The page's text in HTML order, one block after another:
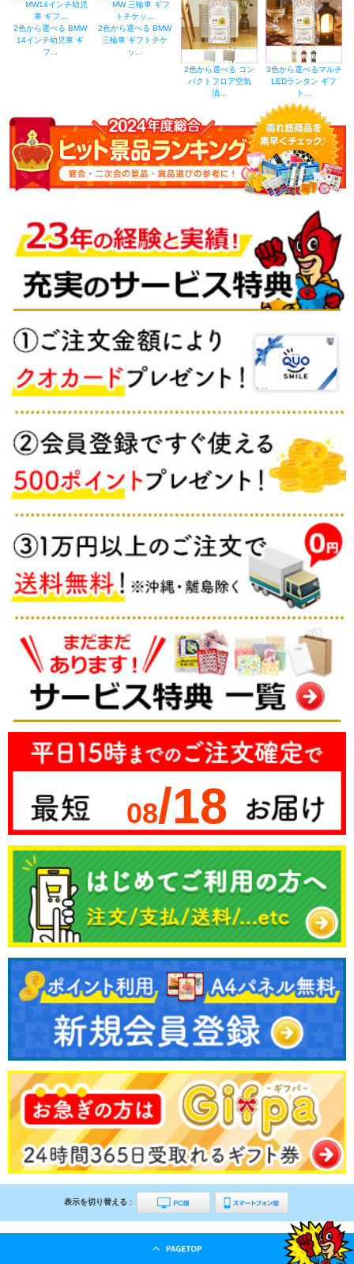
2色から選べる BMW
14インチ幼児車 ギ
フ...
2色から選べる BMW
三輪車 ギフトチケ
ッ...
2色から選べる コン
パクトフロア空気
清...
3色から選べるマルチ
LEDランタン ギフ
ト...
08/18
表示を切り替える :